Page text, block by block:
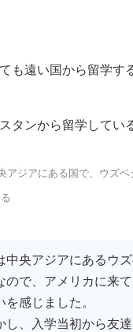
も遠い国から留学す
タンから留学してい
アジアにある国で、ウズ
中央アジアにあるウ
ので、アメリカに来
を感じました。
し、入学当初から友